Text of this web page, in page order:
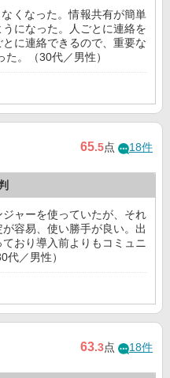
くなった。情報共有が簡単
になった。人ごとに連絡を
に連絡できるので、重要な
。（30代／男性）
65.5点 18件
ャーを使っていたが、それ
容易、使い勝手が良い。出
おり導入前よりもコミュニ
／男性）
63.3点 18件